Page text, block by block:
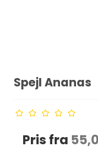
Spejl Ananas
Pris fra